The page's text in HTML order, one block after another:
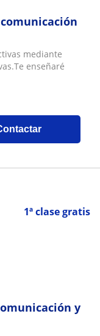
mediante
enseñaré
1ª clase gratis
y